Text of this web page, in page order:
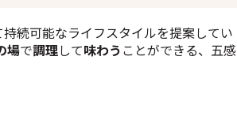
続可能なライフスタイルを提案してい
場で調理して味わう ことができる、五感